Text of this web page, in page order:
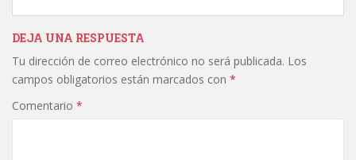
DEJA UNA RESPUESTA
Tu dirección de correo electrónico no será publicada. Los
campos obligatorios están marcados con *
Comentario *